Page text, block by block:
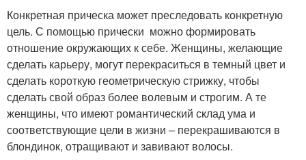
Конкретная прическа может преследовать конкретную
цель. С помощью прически можно формировать
отношение окружающих к себе. Женщины, желающие
сделать карьеру, могут перекраситься в темный цвет и
сделать короткую геометрическую стрижку, чтобы
сделать свой образ более волевым и строгим. А те
женщины, что имеют романтический склад ума и
соответствующие цели в жизни – перекрашиваются в
блондинок, отращивают и завивают волосы.